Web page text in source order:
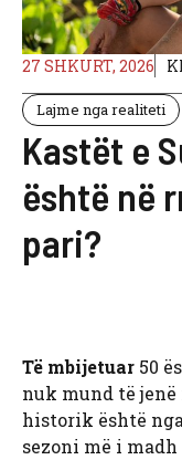
27 SHKURT, 2026
Lajme nga realiteti
Kastët e
është në
pari?
Të mbijetuar 50
nuk mund të jenë
historik është
sezoni më i